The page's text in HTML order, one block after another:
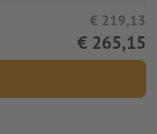
€ 219,13
€ 265,15